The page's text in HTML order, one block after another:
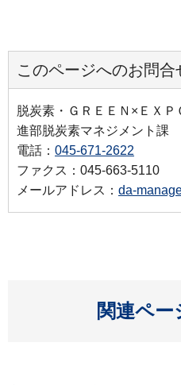
このページへのお問合
脱炭素・ＧＲＥＥＮ×ＥＸ
進部脱炭素マネジメント課
電話： 045-671-2622
ファクス：045-663-5110
メールアドレス： da-
関連ペー